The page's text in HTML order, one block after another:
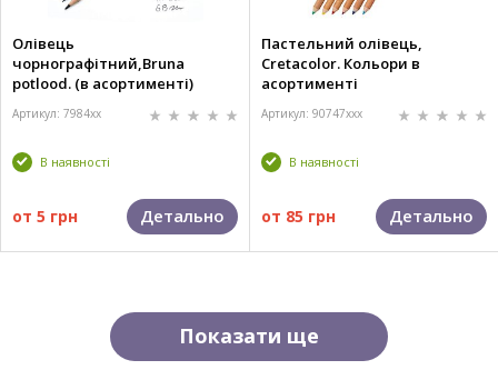
Олівець
чорнографітний,Bruna
potlood. (в асортименті)
Артикул: 7984xx
В наявності
от 5 грн Детально
Пастельний олівець,
Cretacolor. Кольори в
асортименті
Артикул: 90747xxx
В наявності
от 85 грн Детально
Показати ще